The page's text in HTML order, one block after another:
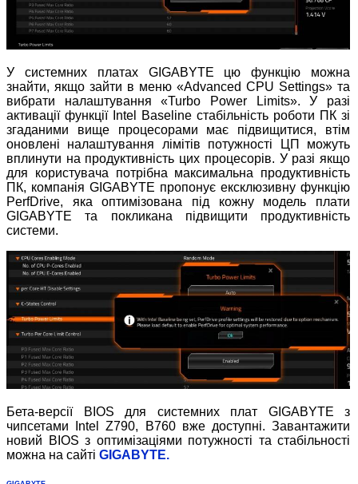
У системних платах GIGABYTE цю функцію можна
знайти, якщо зайти в меню «Advanced CPU Settings» та
вибрати налаштування «Turbo Power Limits». У разі
активації функції Intel Baseline стабільність роботи ПК зі
згаданими вище процесорами має підвищитися, втім
оновлені налаштування лімітів потужності ЦП можуть
вплинути на продуктивність цих процесорів. У разі якщо
для користувача потрібна максимальна продуктивність
ПК, компанія GIGABYTE пропонує ексклюзивну функцію
PerfDrive, яка оптимізована під кожну модель плати
GIGABYTE та покликана підвищити продуктивність
системи.
Бета-версії BIOS для системних плат GIGABYTE з
чипсетами Intel Z790, B760 вже доступні. Завантажити
новий BIOS з оптимізаціями потужності та стабільності
можна на сайті GIGABYTE.